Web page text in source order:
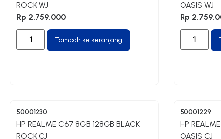
ROCK WJ
Rp 2.759.000
Tambah ke keranjang
OASIS WJ
Rp
50001230
HP REALME C67 8GB 128GB BLACK
ROCK CJ
50001229
HP
OASIS CJ